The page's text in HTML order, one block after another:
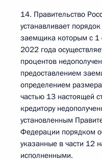
14. Правительство
устанавливает
заемщика которым с 1
2022 года
процентов
предоставлением
определением
частью 13 настоящей
кредитору
установленным
Федерации порядком
указанные в части 12
исполненными.